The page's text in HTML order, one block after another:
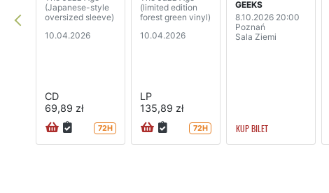
(Japanese-style
oversized sleeve)
10.04.2026
CD
69,89 zł
72H
(limited edition
forest green vinyl)
10.04.2026
LP
135,89 zł
72H
GEEKS
8.10.2026 20:00
Poznań
Sala Ziemi
KUP BILET